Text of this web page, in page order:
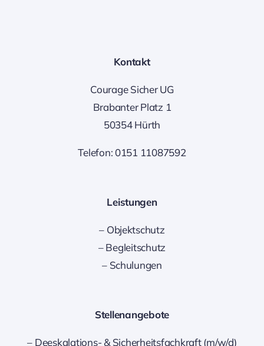
Kontakt
Courage Sicher UG
Brabanter Platz 1
50354 Hürth
Telefon: 0151 11087592
Leistungen
– Objektschutz
–Begleitschutz
– Schulungen
Stellenangebote
– Deeskalations- & Sicherheitsfachkraft (m/w/d)